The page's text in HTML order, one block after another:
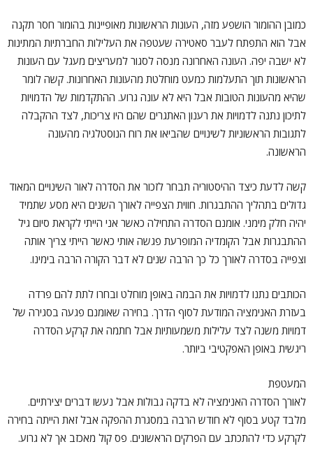
כמובן ההומור הושפע מזה, העונות הראשונות מאופיינות בהומור חסר תקנה
אבל הוא התפתח לעבר סאטירה שעטפה את העלילות החברתיות המתינות
לא ישבה יפה. העונה האחרונה מנסה לסגור למעריצים מעגל עם העונות
הראשונות תוך התעלמות כמעט מוחלטת מהעונות האחרונות. קשה לומר
שהיא מהעונות הטובות אבל היא לא עונה גרוע. ההתקדמות של הדמויות
לתיכון נתנה לדמויות את רענון האתגרים שהם היו צריכות, לצד ההקבלה
לתגובות הראשוניות לשינויים שהביאו את רוח הנוסטלגיה מהעונה
הראשונה.
קשה לדעת כיצד ההיסטוריה תבחר לזכור את הסדרה לאור השינויים המאוד
גדולים בתהליך ההתבגרות. חווית הצפייה לאורך השנים היא מסע שתמיד
יהיה חלק מימני. אומנם הסדרה התחילה כאשר אני הייתי לקראת סיום גיל
ההתבגרות אבל הקומדיה המופרעת פגשה אותי כאשר הייתי צריך אותה
וצפייה בסדרה לאורך כל כך הרבה שנים לא דבר הקורה הרבה בימינו.
הכותבים נתנו לדמויות את הבמה באופן מוחלט ובחרו לתת להם פרדה
בעזרת האנימציה המודעת לסוף הדרך. בחירה שאומנם פגעה בסגירה של
דמויות משנה לצד עלילות משמעותיות אבל חתמה את קרקע הסדרה
ריגשית באופן האפקטיבי ביותר.
המעטפת
לאורך הסדרה האנימציה לא בדקה גבולות אבל נעשו דברים יצירתיים.
מלבד קטע בסוף לא חודש הרבה במסגרת ההפקה אבל זאת הייתה בחירה
לקרקע כדי להתכתב עם הפרקים הראשונים. פס קול מאכזב אך לא גרוע.